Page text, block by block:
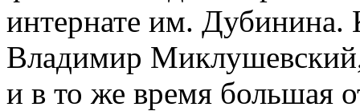
интернате им. Дубинина.
Владимир Миклушевский,
и в то же время большая